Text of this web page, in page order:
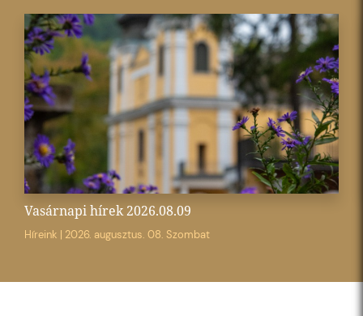
Vasárnapi hírek 2026.08.09
Híreink | 2026. augusztus. 08. Szombat